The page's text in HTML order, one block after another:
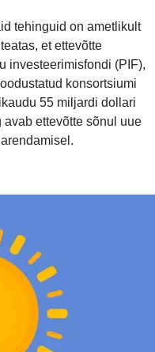
tehinguid on ametlikult
et ettevõtte
investeerimisfondi (PIF),
konsortsiumi
55 miljardi dollari
ettevõtte sõnul uue